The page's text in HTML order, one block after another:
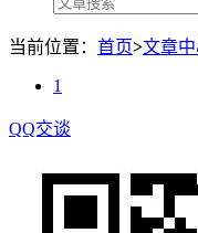
当前位置： 首页>文章
1
QQ交谈